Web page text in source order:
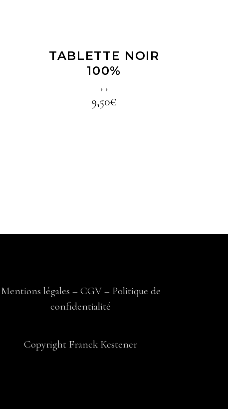
TABLETTE NOIR
100%
, ,
9,50€
Mentions légales – CGV– Politique de
confidentialité
Copyright Franck Kestener